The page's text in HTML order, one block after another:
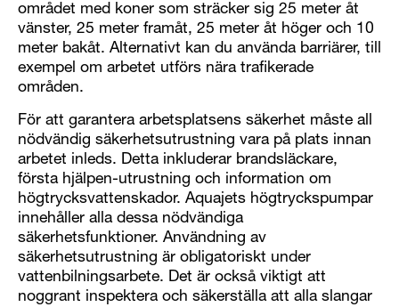
området med koner som sträcker sig 25 meter åt
vänster, 25 meter framåt, 25 meter åt höger och 10
meter bakåt. Alternativt kan du använda barriärer, till
exempel om arbetet utförs nära trafikerade
områden.
För att garantera arbetsplatsens säkerhet måste all
nödvändig säkerhetsutrustning vara på plats innan
arbetet inleds. Detta inkluderar brandsläckare,
första hjälpen-utrustning och information om
högtrycksvattenskador. Aquajets högtryckspumpar
innehåller alla dessa nödvändiga
säkerhetsfunktioner. Användning av
säkerhetsutrustning är obligatoriskt under
vattenbilningsarbete. Det är också viktigt att
noggrant inspektera och säkerställa att alla slangar